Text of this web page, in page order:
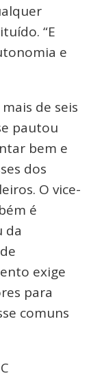
“E
e
de seis
pautou
bem e
dos
O vice-
é
da
exige
para
comuns